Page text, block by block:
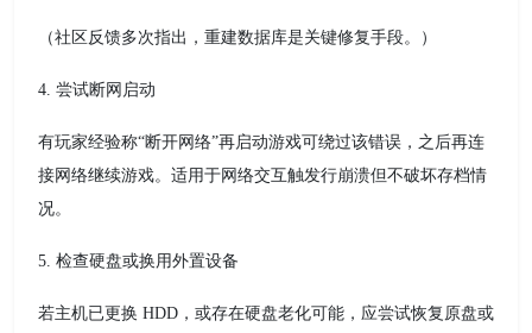
（社区反馈多次指出，重建数据库是关键修复手段。）
4. 尝试断网启动
有玩家经验称“断开网络”再启动游戏可绕过该错误，之后再连
接网络继续游戏。适用于网络交互触发行崩溃但不破坏存档情
况。
5. 检查硬盘或换用外置设备
若主机已更换 HDD，或存在硬盘老化可能，应尝试恢复原盘或